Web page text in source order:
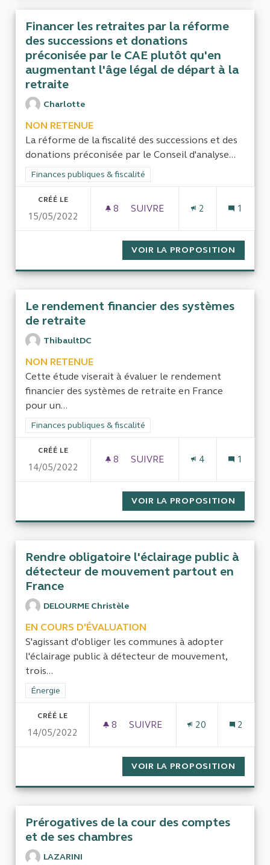
Financer les retraites par la réforme
des successions et donations
préconisée par le CAE plutôt qu'en
augmentant l'âge légal de départ à la
retraite
Charlotte
NON RETENUE
La réforme de la fiscalité des successions et des
donations préconisée par le Conseil d'analyse...
Filtrer les résultats de la catégorie : Finances publiques &
Finances publiques & fiscalité
CRÉÉ LE
15/05/2022
8 8 ABONNÉS
SUIVRE
2 1
VOIR LA PROPOSITION
Le rendement financier des systèmes
de retraite
ThibaultDC
NON RETENUE
Cette étude viserait à évaluer le rendement
financier des systèmes de retraite en France
pour un...
Filtrer les résultats de la catégorie : Finances publiques &
Finances publiques & fiscalité
CRÉÉ LE
14/05/2022
8 8 ABONNÉS
SUIVRE
4 1
VOIR LA PROPOSITION
Rendre obligatoire l'éclairage public à
détecteur de mouvement partout en
France
DELOURME Christèle
EN COURS D'ÉVALUATION
S'agissant d'obliger les communes à adopter
l'éclairage public à détecteur de mouvement,
trois...
Filtrer les résultats de la catégorie : Énergie
Énergie
CRÉÉ LE
14/05/2022
8 8 ABONNÉS
SUIVRE
20 2
VOIR LA PROPOSITION
Prérogatives de la cour des comptes
et de ses chambres
LAZARINI